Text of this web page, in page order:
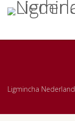
Ligmincha Nederland